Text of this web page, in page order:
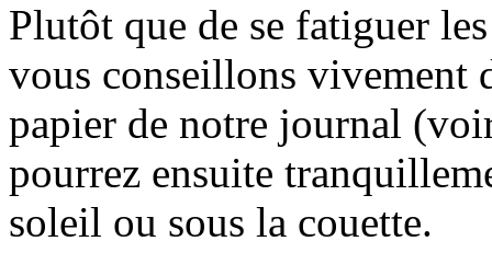
Plutôt que de se fatiguer
vous conseillons vivement
papier de notre journal
pourrez ensuite
soleil ou sous la couette.